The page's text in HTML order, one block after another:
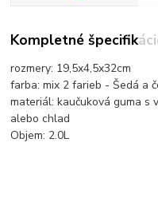
Kompletné
rozmery: 19,5x4,5x32cm
farba: mix 2 farieb - Šedá a
materiál: kaučuková guma s
alebo chlad
Objem: 2.0L